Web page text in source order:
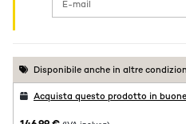
Disponibile anche in altre
Acquista questo prodotto in